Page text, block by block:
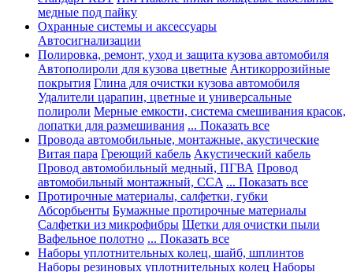
медные под пайку
Охранные системы и аксессуары
Автосигнализации
Полировка, ремонт, уход и защита кузова автомобиля
Автополироли для кузова цветные Антикоррозийные
покрытия Глина для очистки кузова автомобиля
Удалители царапин, цветные и универсальные
полироли Мерные емкости, система смешивания красок,
лопатки для размешивания ... Показать все
Провода автомобильные, монтажные, акустические
Витая пара Греющий кабель Акустический кабель
Провод автомобильный медный, ПГВА Провод
автомобильный монтажный, CCA ... Показать все
Протирочные материалы, салфетки, губки
Абсорбьенты Бумажные протирочные материалы
Салфетки из микрофибры Щетки для очистки пыли
Вафельное полотно ... Показать все
Наборы уплотнительных колец, шайб, шплинтов
Наборы резиновых уплотнительных колец Наборы